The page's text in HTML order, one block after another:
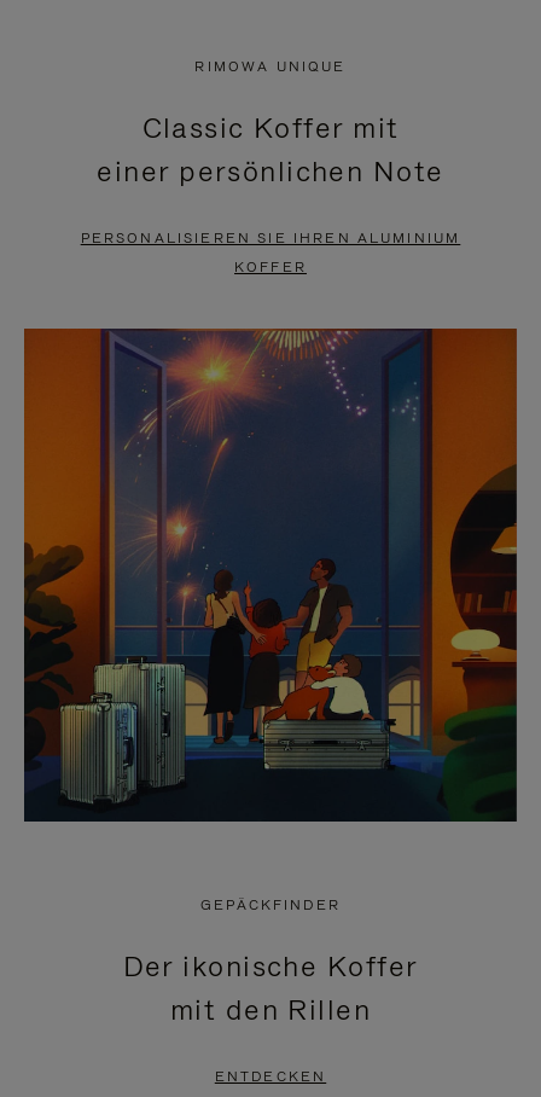
PAUSIERT,
BITTE
DRÜCKEN
ANZUHALTEN
KLICKEN
SIE
ZUM
AUFHEBEN
STUMMSCHALTUNG
RIMOWA UNIQUE
Classic Koffer mit
einer persönlichen Note
PERSONALISIEREN SIE IHREN ALUMINIUM
KOFFER
GEPÄCKFINDER
Der ikonische Koffer
mit den Rillen
ENTDECKEN